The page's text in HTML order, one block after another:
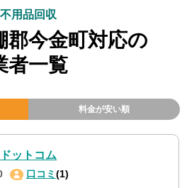
不用品回収
郡今金町対応の
者一覧
料金が安い順
ットコム
口コミ (1)